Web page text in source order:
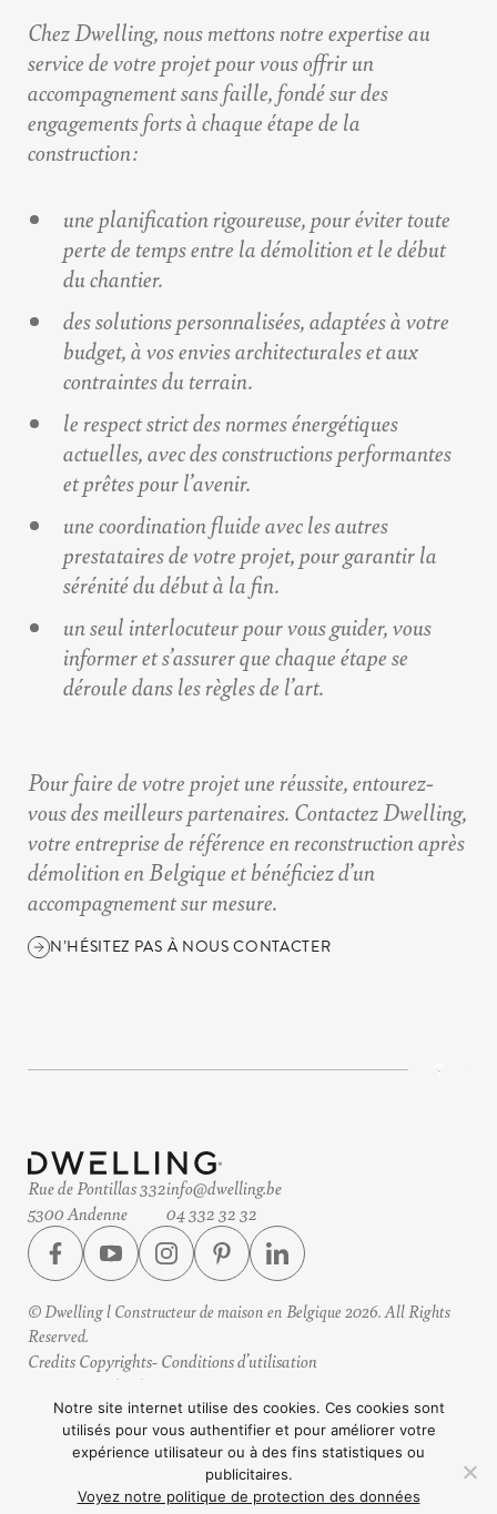
CONTACTEZ NOUS
Chez Dwelling, nous mettons notre expertise au
service de votre projet pour vous offrir un
accompagnement sans faille, fondé sur des
engagements forts à chaque étape de la
construction :
une planification rigoureuse, pour éviter toute
perte de temps entre la démolition et le début
du chantier.
des solutions personnalisées, adaptées à votre
budget, à vos envies architecturales et aux
contraintes du terrain.
le respect strict des normes énergétiques
actuelles, avec des constructions performantes
et prêtes pour l’avenir.
une coordination fluide avec les autres
prestataires de votre projet, pour garantir la
sérénité du début à la fin.
un seul interlocuteur pour vous guider, vous
informer et s’assurer que chaque étape se
déroule dans les règles de l’art.
Pour faire de votre projet une réussite, entourez-
vous des meilleurs partenaires. Contactez Dwelling,
votreentreprise de référence en reconstruction après
démolition en Belgiqueet bénéficiez d’un
accompagnement sur mesure.
N’HÉSITEZ PAS À NOUS CONTACTER
Rue de Pontillas 332
5300 Andenne
info@dwelling.be
04 332 32 32
© Dwelling l Constructeur de maison en Belgique 2026. All Rights
Reserved.
Credits Copyrights Conditions d’utilisation
Protection des données
Design by eteamsys
Notre site internet utilise des cookies. Ces cookies sont
utilisés pour vous authentifier et pour améliorer votre
expérience utilisateur ou à des fins statistiques ou
publicitaires.
Voyez notre politique de protection des données